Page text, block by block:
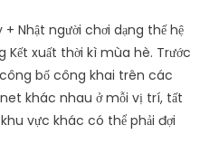
Nhật người chơi dạng thế hệ
xuất thời kì mùa hè. Trước
bố công khai trên các
khác nhau ở mỗi vị trí, tất
vực khác có thể phải đợi